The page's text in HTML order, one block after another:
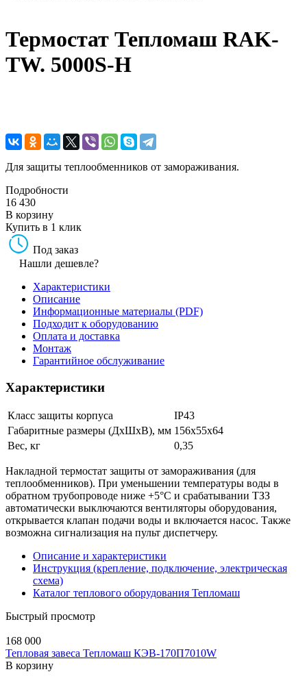
Термостат Тепломаш RAK-
TW. 5000S-Н
Для защиты теплообменников от замораживания.
Подробности
16 430
В корзину
Купить в 1 клик
Под заказ
Нашли дешевле?
Характеристики
Описание
Информационные материалы (PDF)
Подходит к оборудованию
Оплата и доставка
Монтаж
Гарантийное обслуживание
Характеристики
Класс защиты корпуса
IP43
Габаритные размеры (ДхШхВ), мм 156х55х64
Вес, кг
0,35
Накладной термостат защиты от замораживания (для
теплообменников). При уменьшении температуры воды в
обратном трубопроводе ниже +5°С и срабатывании ТЗЗ
автоматически выключаются вентиляторы оборудования,
открывается клапан подачи воды и включается насос. Также
возможна сигнализация на пульт диспетчеру.
Описание и характеристики
Инструкция (крепление, подключение, электрическая
схема)
Каталог теплового оборудования Тепломаш
Быстрый просмотр
168 000
Тепловая завеса Тепломаш КЭВ-170П7010W
В корзину